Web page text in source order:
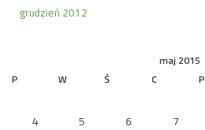
grudzień 2012
maj 2015
P
W Ś C P
4
5 6 7